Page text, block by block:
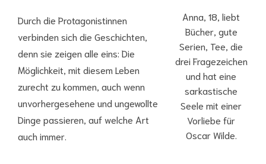
Durch die Protagonistinnen
verbinden sich die Geschichten,
denn sie zeigen alle eins: Die
Möglichkeit, mit diesem Leben
zurecht zu kommen, auch wenn
unvorhergesehene und ungewollte
Dinge passieren, auf welche Art
auch immer.
Anna, 18, liebt
Bücher, gute
Serien, Tee, die
drei Fragezeichen
und hat eine
sarkastische
Seele mit einer
Vorliebe für
Oscar Wilde.